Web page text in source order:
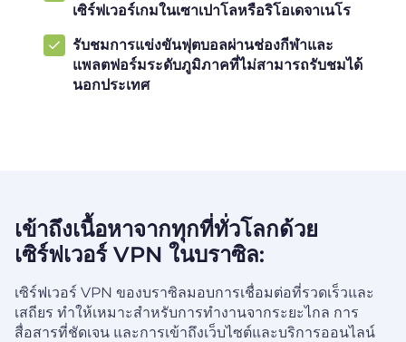
เซิร์ฟเวอร์เกมในเซาเปาโลหรือริโอเดจาเนโร
รับชมการแข่งขันฟุตบอลผ่านช่องกีฬาและ
แพลตฟอร์มระดับภูมิภาคที่ไม่สามารถรับชมได้
นอกประเทศ
เข้าถึงเนื้อหาจากทุกที่ทั่วโลกด้วย
เซิร์ฟเวอร์ VPN ในบราซิล:
เซิร์ฟเวอร์ VPN ของบราซิลมอบการเชื่อมต่อที่รวดเร็วและ
เสถียร ทำให้เหมาะสำหรับการทำงานจากระยะไกล การ
สื่อสารที่ชัดเจน และการเข้าถึงเว็บไซต์และบริการออนไลน์